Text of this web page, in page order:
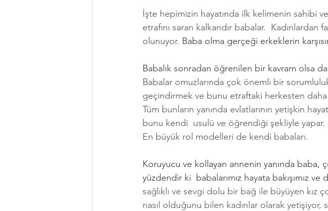
İşte hepimizin hayatında ilk kelimenin sahibi
etrafını saran kalkandır babalar.
olunuyor. Baba olma gerçeği erkeklerin
Babalık sonradan öğrenilen bir kavram olsa
Babalar omuzlarında çok önemli bir
geçindirmek ve bunu etraftaki herkesten daha
Tüm bunların yanında evlatlarının yetişkin
bunu kendi  usulü ve öğrendiği şekliyle
En büyük rol modelleri de kendi babaları.
Koruyucu ve kollayan annenin yanında baba,
yüzdendir ki  babalarımız hayata bakışımız
sağlıklı ve sevgi dolu bir bağ ile büyüyen kız
nasıl olduğunu bilen kadınlar olarak